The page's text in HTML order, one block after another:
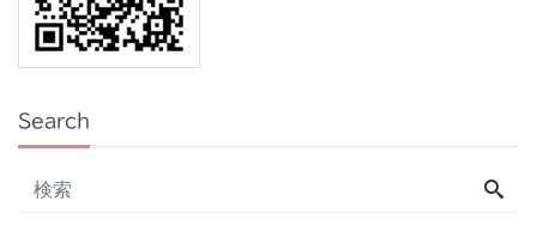
Search